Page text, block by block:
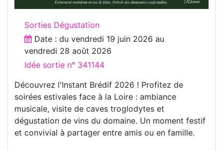
Sorties Dégustation
Date : du vendredi 19 juin 2026 au
vendredi 28 août 2026
Idée sortie n° 341144
Découvrez l'Instant Brédif 2026 ! Profitez de
soirées estivales face à la Loire : ambiance
musicale, visite de caves troglodytes et
dégustation de vins du domaine. Un moment festif
et convivial à partager entre amis ou en famille.